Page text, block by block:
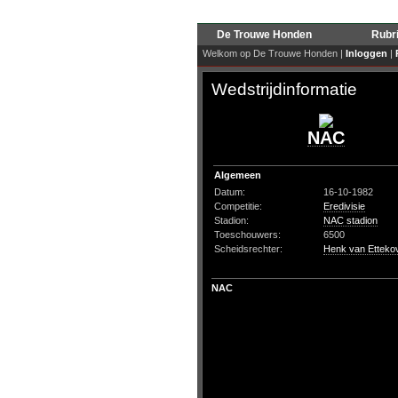
De Trouwe Honden
Welkom op De Trouwe Honden | Inloggen |
Wedstrijdinformatie
NAC
Algemeen
Datum:
16-10-1982
Competitie:
Eredivisie
Stadion:
NAC stadion
Toeschouwers:
6500
Scheidsrechter:
Henk van
NAC